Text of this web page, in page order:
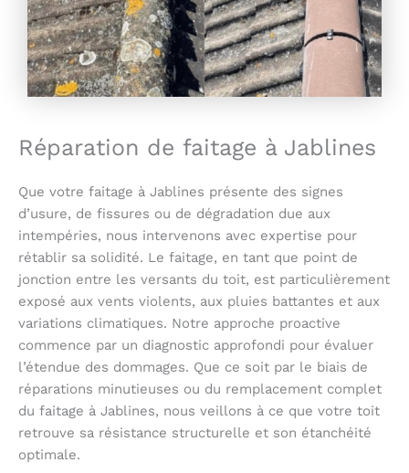
Réparation de faitage à Jablines
Que votre faitage à Jablines présente des signes
d’usure, de fissures ou de dégradation due aux
intempéries, nous intervenons avec expertise pour
rétablir sa solidité. Le faitage, en tant que point de
jonction entre les versants du toit, est particulièrement
exposé aux vents violents, aux pluies battantes et aux
variations climatiques. Notre approche proactive
commence par un diagnostic approfondi pour évaluer
l’étendue des dommages. Que ce soit par le biais de
réparations minutieuses ou du remplacement complet
du faitage à Jablines, nous veillons à ce que votre toit
retrouve sa résistance structurelle et son étanchéité
optimale.